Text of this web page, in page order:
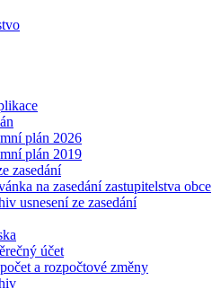
plán 2026
plán 2019
zasedání
na zasedání zastupitelstva obce
usnesení ze zasedání
účet
a rozpočtové změny